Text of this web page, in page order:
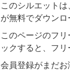
このシルエット
が無料でダウンロ
このページのフ
ックすると、フリ
会員登録がまだお